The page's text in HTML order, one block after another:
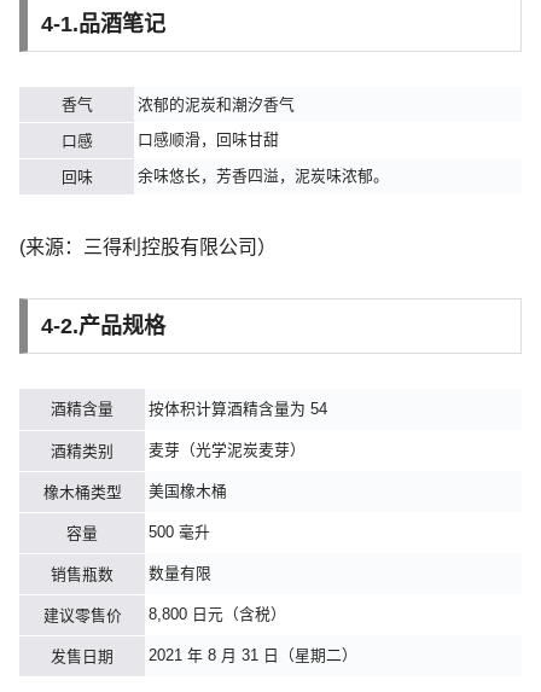
4-1.品酒笔记
香气
浓郁的泥炭和潮汐香气
口感
口感顺滑，回味甘甜
回味 余味悠长，芳香四溢，泥炭味浓郁。
(来源：三得利控股有限公司）
4-2.产品规格
酒精含量 按体积计算酒精含量为 54
酒精类别 麦芽（光学泥炭麦芽）
橡木桶类型 美国橡木桶
容量 500 毫升
销售瓶数 数量有限
建议零售价 8,800 日元（含税）
发售日期 2021 年 8 月 31 日（星期二）